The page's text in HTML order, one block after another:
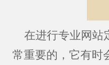
在进行专业网站
常重要的，它有时